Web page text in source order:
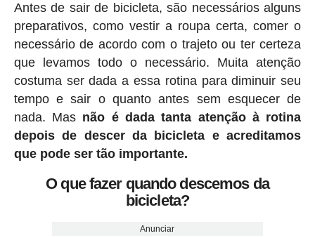
Antes de sair de bicicleta, são necessários alguns
preparativos, como vestir a roupa certa, comer o
necessário de acordo com o trajeto ou ter certeza
que levamos todo o necessário. Muita atenção
costuma ser dada a essa rotina para diminuir seu
tempo e sair o quanto antes sem esquecer de
nada. Mas não é dada tanta atenção à rotina
depois de descer da bicicleta e acreditamos
que pode ser tão importante.
O que fazer quando descemos da
bicicleta?
Anunciar